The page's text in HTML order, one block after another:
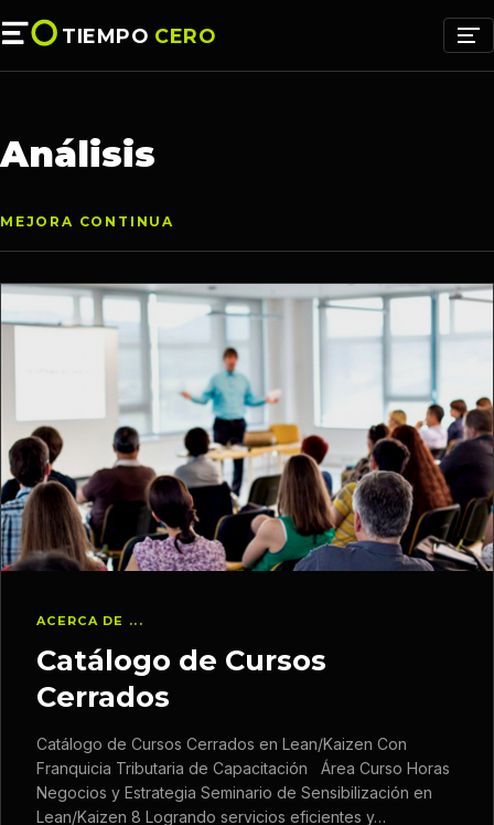
TIEMPO CERO
Análisis
MEJORA CONTINUA
ACERCA DE ...
Catálogo de Cursos
Cerrados
Catálogo de Cursos Cerrados en Lean/Kaizen Con
Franquicia Tributaria de Capacitación Área Curso Horas
Negocios y Estrategia Seminario de Sensibilización en
Lean/Kaizen 8 Logrando servicios eficientes y…